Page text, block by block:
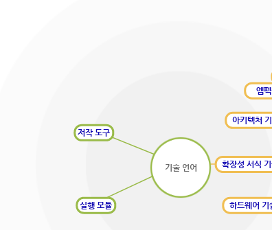
저작 도구
실행 모듈
아키텍처
확장성 서식
하드웨어 기
엠
기술 언어